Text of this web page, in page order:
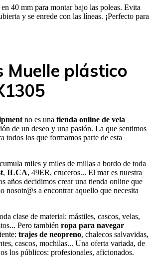
40 mm para montar bajo las poleas. Evita
y se enrede con las líneas. ¡Perfecto para
plástico
no es una tienda online de vela
de un deseo y una pasión. La que sentimos
todos los que formamos parte de esta
miles y miles de millas a bordo de toda
, ILCA, 49ER, cruceros... El mar es nuestra
años decidimos crear una tienda online que
nosotr@s a encontrar aquello que necesita
clase de material: mástiles, cascos, velas,
Pero también ropa para navegar
trajes de neopreno, chalecos salvavidas,
cascos, mochilas... Una oferta variada, de
los públicos: profesionales, aficionados.